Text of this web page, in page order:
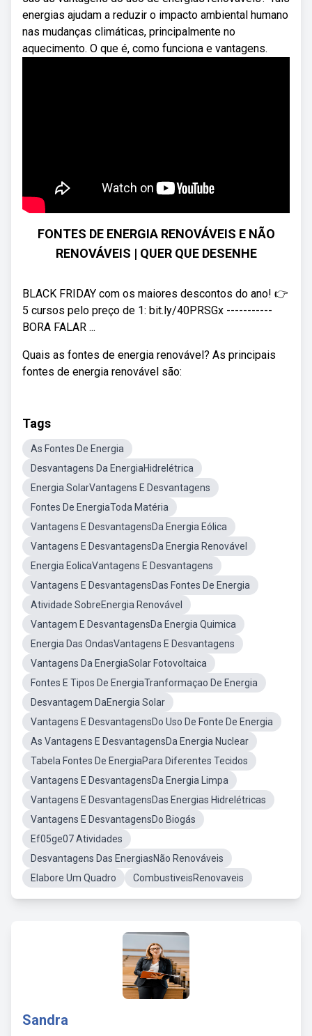
energias ajudam a reduzir o impacto ambiental humano
nas mudanças climáticas, principalmente no
aquecimento. O que é, como funciona e vantagens.
FONTES DE ENERGIA RENOVÁVEIS E NÃO
RENOVÁVEIS | QUER QUE DESENHE
BLACK FRIDAY com os maiores descontos do ano! 👉
5 cursos pelo preço de 1: bit.ly/40PRSGx -----------
BORA FALAR ...
Quais as fontes de energia renovável? As principais
fontes de energia renovável são:
Tags
As Fontes De Energia
Desvantagens Da EnergiaHidrelétrica
Energia SolarVantagens E Desvantagens
Fontes De EnergiaToda Matéria
Vantagens E DesvantagensDa Energia Eólica
Vantagens E DesvantagensDa Energia Renovável
Energia EolicaVantagens E Desvantagens
Vantagens E DesvantagensDas Fontes De Energia
Atividade SobreEnergia Renovável
Vantagem E DesvantagensDa Energia Quimica
Energia Das OndasVantagens E Desvantagens
Vantagens Da EnergiaSolar Fotovoltaica
Fontes E Tipos De EnergiaTranformaçao De Energia
Desvantagem DaEnergia Solar
Vantagens E DesvantagensDo Uso De Fonte De Energia
As Vantagens E DesvantagensDa Energia Nuclear
Tabela Fontes De EnergiaPara Diferentes Tecidos
Vantagens E DesvantagensDa Energia Limpa
Vantagens E DesvantagensDas Energias Hidrelétricas
Vantagens E DesvantagensDo Biogás
Ef05ge07 Atividades
Desvantagens Das EnergiasNão Renováveis
Elabore Um Quadro
CombustiveisRenovaveis
Sandra